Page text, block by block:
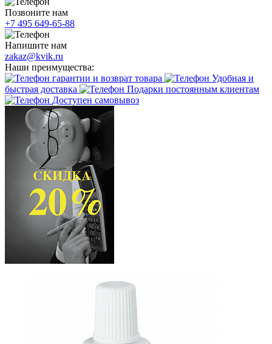
Позвоните нам
+7 495 649-65-88
Напишите нам
zakaz@kvik.ru
Наши преимущества:
гарантии и возврат товара
Удобная и
быстрая доставка
Подарки постоянным клиентам
Доступен самовывоз